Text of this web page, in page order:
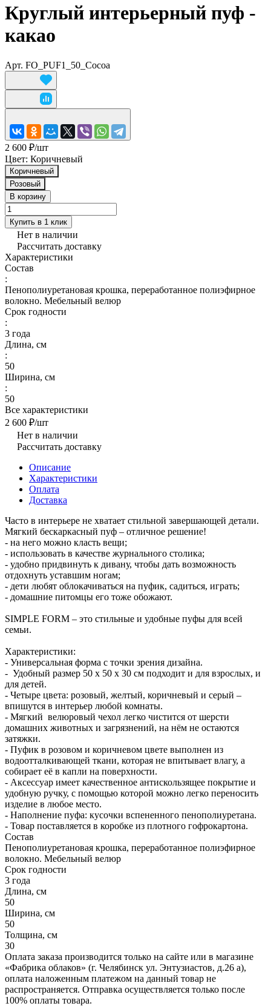
Круглый интерьерный пуф -
какао
Арт. FO_PUF1_50_Cocoa
2 600 ₽/шт
Цвет: Коричневый
Коричневый
Розовый
В корзину
Купить в 1 клик
Нет в наличии
Рассчитать доставку
Характеристики
Состав
:
Пенополиуретановая крошка, переработанное полиэфирное
волокно. Мебельный велюр
Срок годности
:
3 года
Длина, см
:
50
Ширина, см
:
50
Все характеристики
2 600 ₽/шт
Нет в наличии
Рассчитать доставку
Описание
Характеристики
Оплата
Доставка
Часто в интерьере не хватает стильной завершающей детали.
Мягкий бескаркасный пуф – отличное решение!
- на него можно класть вещи;
- использовать в качестве журнального столика;
- удобно придвинуть к дивану, чтобы дать возможность
отдохнуть уставшим ногам;
- дети любят облокачиваться на пуфик, садиться, играть;
- домашние питомцы его тоже обожают.
SIMPLE FORM – это стильные и удобные пуфы для всей
семьи.
Характеристики:
- Универсальная форма с точки зрения дизайна.
- Удобный размер 50 х 50 х 30 см подходит и для взрослых, и
для детей.
- Четыре цвета: розовый, желтый, коричневый и серый –
впишутся в интерьер любой комнаты.
- Мягкий велюровый чехол легко чистится от шерсти
домашних животных и загрязнений, на нём не остаются
затяжки.
- Пуфик в розовом и коричневом цвете выполнен из
водоотталкивающей ткани, которая не впитывает влагу, а
собирает её в капли на поверхности.
- Аксессуар имеет качественное антискользящее покрытие и
удобную ручку, с помощью которой можно легко переносить
изделие в любое место.
- Наполнение пуфа: кусочки вспененного пенополиуретана.
- Товар поставляется в коробке из плотного гофрокартона.
Состав
Пенополиуретановая крошка, переработанное полиэфирное
волокно. Мебельный велюр
Срок годности
3 года
Длина, см
50
Ширина, см
50
Толщина, см
30
Оплата заказа производится только на сайте или в магазине
«Фабрика облаков» (г. Челябинск ул. Энтузиастов, д.26 а),
оплата наложенным платежом на данный товар не
распространяется. Отправка осуществляется только после
100% оплаты товара.